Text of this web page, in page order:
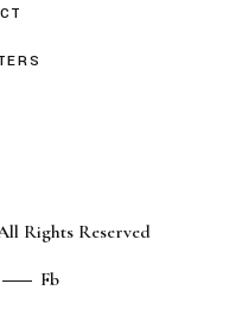
Rights Reserved
Fb